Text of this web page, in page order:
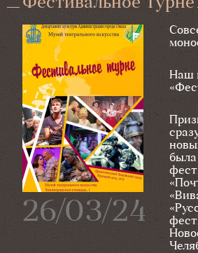
Фестивальное Турне
26/03/24
Наш